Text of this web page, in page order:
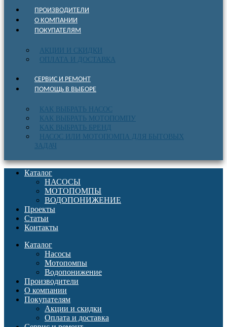
ПРОИЗВОДИТЕЛИ
О КОМПАНИИ
ПОКУПАТЕЛЯМ
АКЦИИ И СКИДКИ
ОПЛАТА И ДОСТАВКА
СЕРВИС И РЕМОНТ
ПОМОЩЬ В ВЫБОРЕ
КАК ВЫБРАТЬ НАСОС
КАК ВЫБРАТЬ МОТОПОМПУ
КАК ВЫБРАТЬ БРЕНД
НАСОС ИЛИ МОТОПОМПА ДЛЯ БЫТОВЫХ
ЗАДАЧ
Каталог
НАСОСЫ
МОТОПОМПЫ
ВОДОПОНИЖЕНИЕ
Проекты
Статьи
Контакты
Каталог
Насосы
Мотопомпы
Водопонижение
Производители
О компании
Покупателям
Акции и скидки
Оплата и доставка